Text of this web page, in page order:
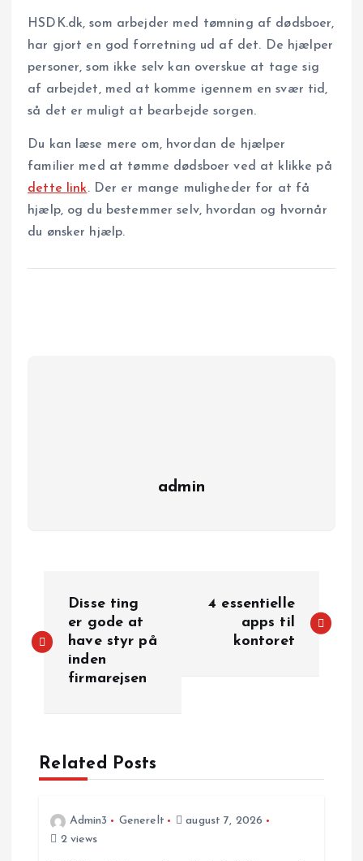
HSDK.dk, som arbejder med tømning af dødsboer,
har gjort en god forretning ud af det. De hjælper
personer, som ikke selv kan overskue at tage sig
af arbejdet, med at komme igennem en svær tid,
så det er muligt at bearbejde sorgen.
Du kan læse mere om, hvordan de hjælper
familier med at tømme dødsboer ved at klikke på
dette link. Der er mange muligheder for at få
hjælp, og du bestemmer selv, hvordan og hvornår
du ønsker hjælp.
admin
n
æ
g
Disse ting
er gode at
have styr på
inden
firmarejsen
4 essentielle
apps til
kontoret
Related Posts
Admin3 Generelt
august 7, 2026
2 views